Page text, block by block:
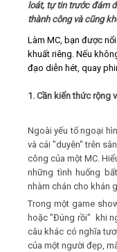
loát, tự tin trước đám
thành công và cũng
Làm MC, bạn được
khuất riêng. Nếu
đạo diễn hét, quay
1. Cần kiến thức rộng
Ngoài yếu tố ngoại
và cái "duyên" trên
công của một MC.
những tình huống
nhàm chán cho khán
Trong một game
hoặc "Đúng rồi" khi
câu khác có nghĩa
của một người đẹp,